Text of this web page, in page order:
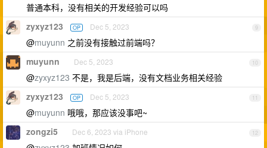
普通本科，没有相关的开发经验可以吗
9
zyxyz123 OP Dec 5, 2023
@muyunn 之前没有接触过前端吗？
10
muyunn Dec 5, 2023
@zyxyz123 不是，我是后端，没有文档业务相关经验
11
zyxyz123 OP Dec 5, 2023
@muyunn 哦哦，那应该没事吧~
12
zongzi5 Dec 6, 2023 via iPhone